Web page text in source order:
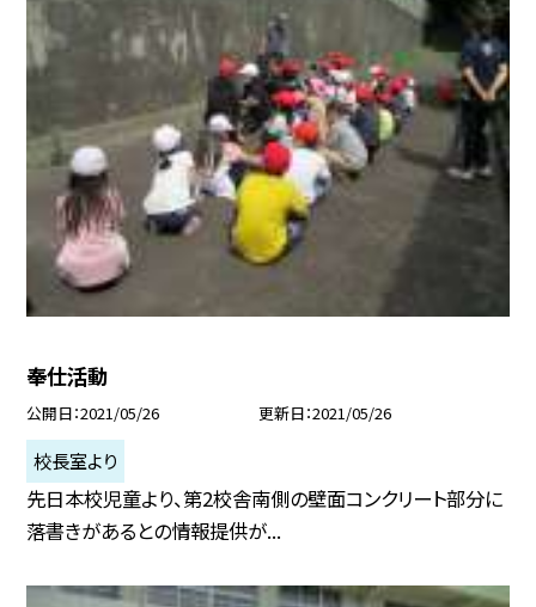
奉仕活動
公開日 2021/05/26 更新日 2021/05/26
校長室より
先日本校児童より、第2校舎南側の壁面コンクリート部分に
落書きがあるとの情報提供が...